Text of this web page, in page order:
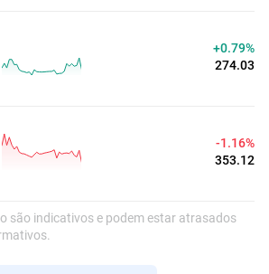
+0.79%
274.03
-1.16%
353.12
são indicativos e podem estar atrasados